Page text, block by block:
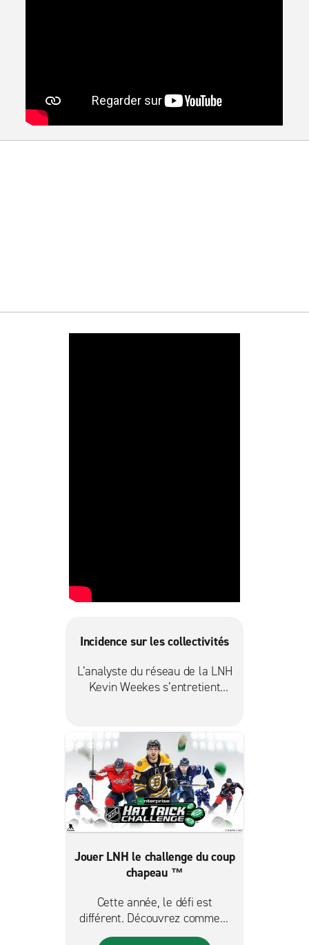
Incidence sur les collectivités
L’analyste du réseau de la LNH
Kevin Weekes s’entretient
bienfaisance Hat Trick
Challenge (Défi Tour du
chapeau) d’Enterprise.
Jouer LNH le challenge du coup
chapeau ™
Cette année, le défi est
différent. Découvrez comment
Enterprise aide les joueurs de